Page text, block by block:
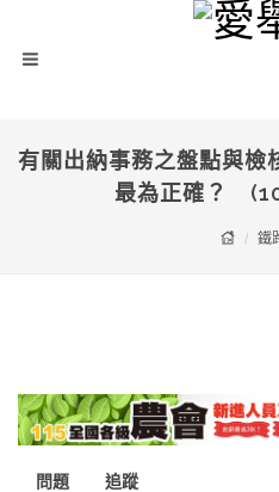
有關出納事務之盤點與檢
最為正確？
鐵
問題 追蹤